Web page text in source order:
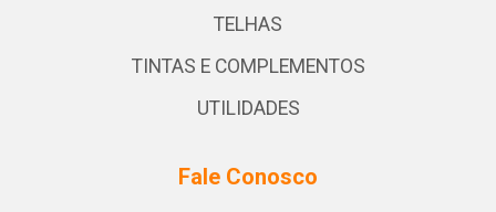
TELHAS
TINTAS E COMPLEMENTOS
UTILIDADES
Fale Conosco